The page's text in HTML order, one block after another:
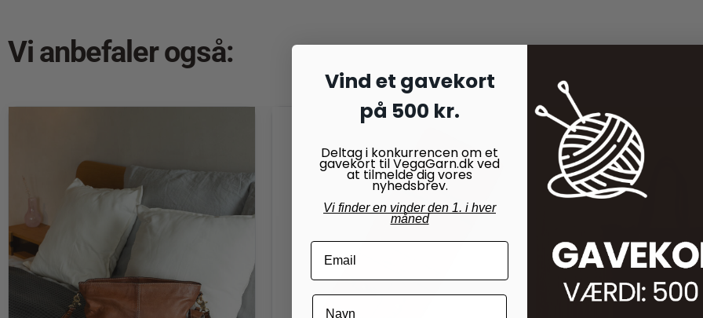
Vi anbefaler også:
Vind et gavekort
på 500 kr.
Deltag i konkurrencen om et
gavekort til VegaGarn.dk ved
at tilmelde dig vores
nyhedsbrev.
Vi finder en vinder den 1. i hver
måned